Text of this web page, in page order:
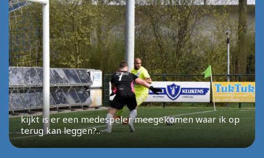
kijkt is er een medespeler meegekomen waar ik op
terug kan leggen?..